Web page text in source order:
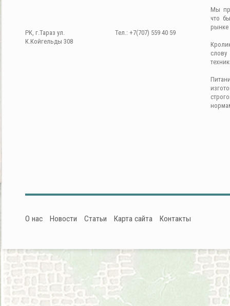
РК, г.Тараз ул.
К.Койгельды 308
Тел.: +7(707) 559 40 59
Мы
что
рынке
О нас Новости Статьи Карта сайта Контакты